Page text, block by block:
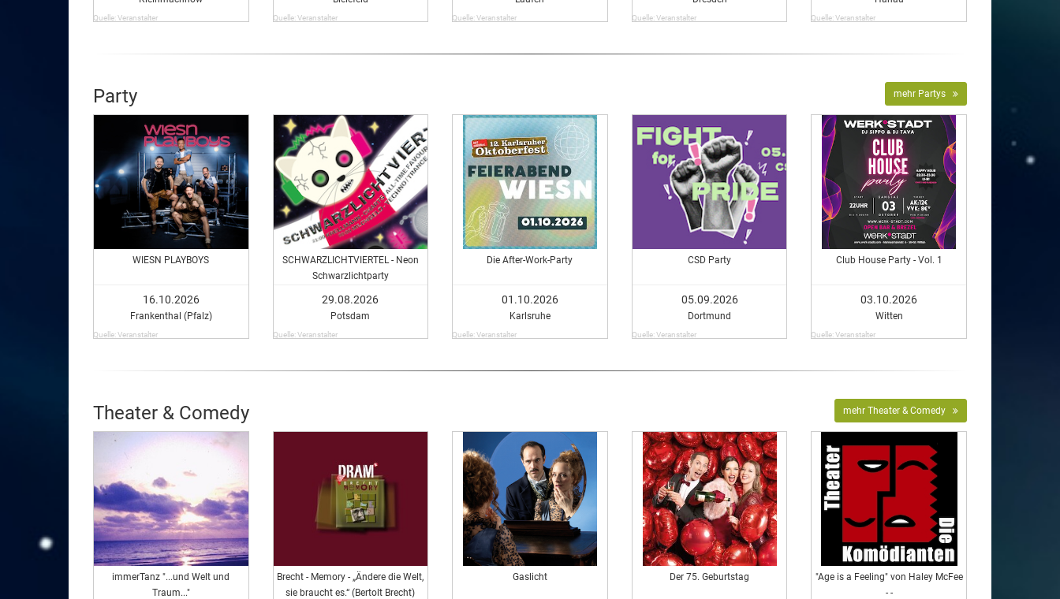
Quelle: Veranstalter Quelle: Veranstalter Quelle: Veranstalter Quelle: Veranstalter Quelle: Veranstalter
Party mehr Partys
WIESN PLAYBOYS
16.10.2026
Frankenthal (Pfalz)
Quelle: Veranstalter
SCHWARZLICHTVIERTEL - Neon
Schwarzlichtparty
29.08.2026
Potsdam
Quelle: Veranstalter
Die After-Work-Party
01.10.2026
Karlsruhe
Quelle: Veranstalter
CSD Party
05.09.2026
Dortmund
Quelle: Veranstalter
Club House Party - Vol. 1
03.10.2026
Witten
Quelle: Veranstalter
Theater & Comedy mehr Theater & Comedy
immerTanz "...und Welt und
Traum..."
Brecht - Memory - „Ändere die Welt,
sie braucht es.“ (Bertolt Brecht)
Gaslicht Der 75. Geburtstag
"Age is a Feeling" von Haley McFee
- -